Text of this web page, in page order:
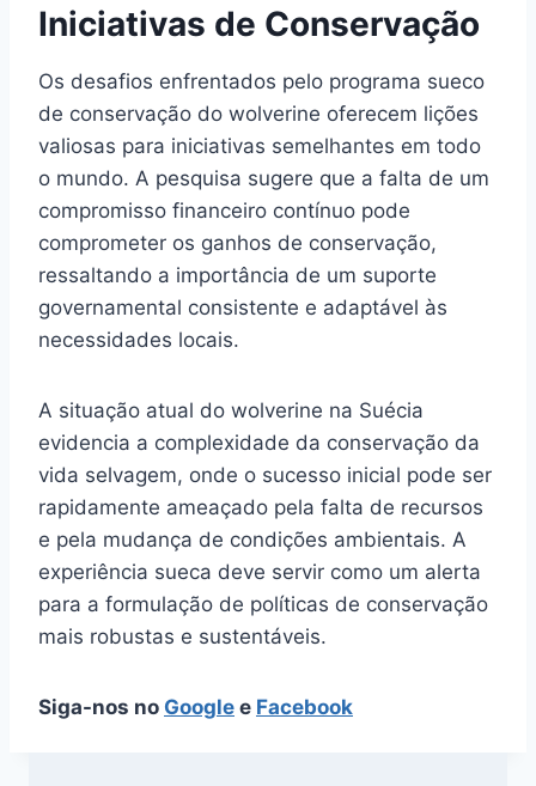
Iniciativas de Conservação
Os desafios enfrentados pelo programa sueco
de conservação do wolverine oferecem lições
valiosas para iniciativas semelhantes em todo
o mundo. A pesquisa sugere que a falta de um
compromisso financeiro contínuo pode
comprometer os ganhos de conservação,
ressaltando a importância de um suporte
governamental consistente e adaptável às
necessidades locais.
A situação atual do wolverine na Suécia
evidencia a complexidade da conservação da
vida selvagem, onde o sucesso inicial pode ser
rapidamente ameaçado pela falta de recursos
e pela mudança de condições ambientais. A
experiência sueca deve servir como um alerta
para a formulação de políticas de conservação
mais robustas e sustentáveis.
Siga-nos no Google e Facebook